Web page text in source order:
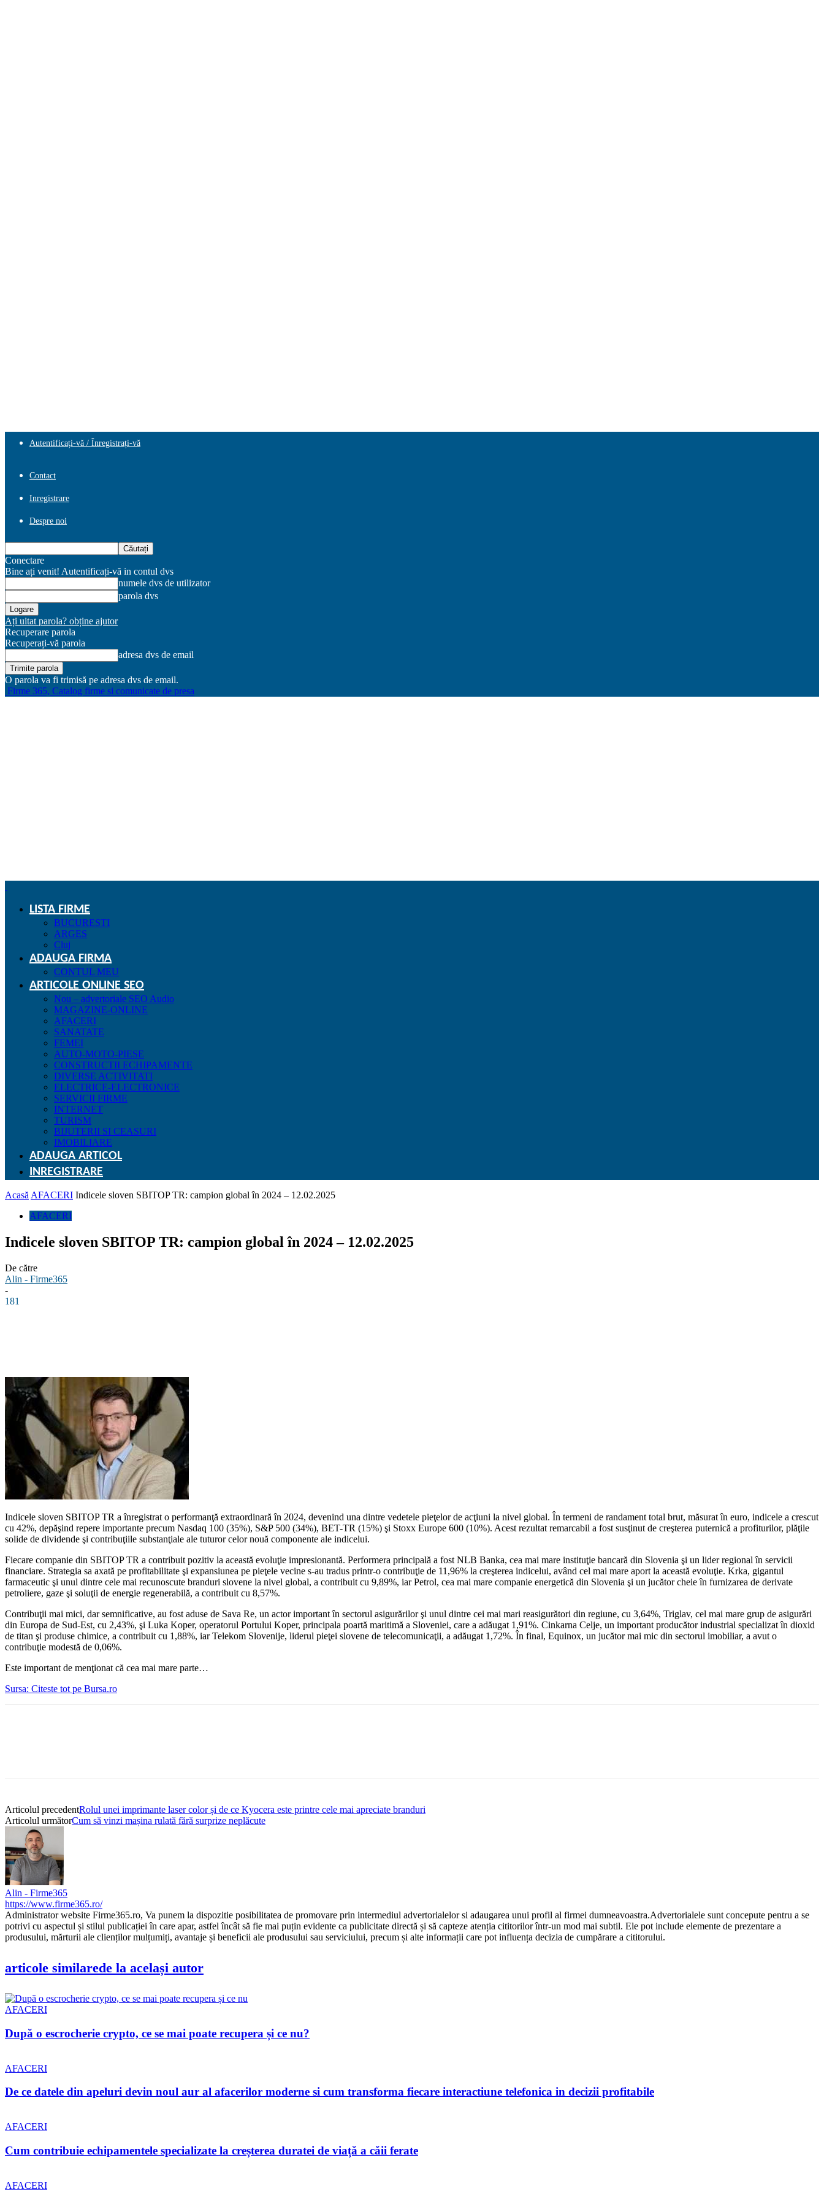
Autentificați-vă / Înregistrați-vă
Contact
Inregistrare
Despre noi
Conectare
Bine ați venit! Autentificați-vă in contul dvs
numele dvs de utilizator
parola dvs
Ați uitat parola? obține ajutor
Recuperare parola
Recuperați-vă parola
adresa dvs de email
O parola va fi trimisă pe adresa dvs de email.
Firme 365, Catalog firme si comunicate de presa
LISTA FIRME
BUCURESTI
ARGES
Cluj
ADAUGA FIRMA
CONTUL MEU
ARTICOLE ONLINE SEO
Nou – advertoriale SEO Audio
MAGAZINE-ONLINE
AFACERI
SANATATE
FEMEI
AUTO-MOTO-PIESE
CONSTRUCTII ECHIPAMENTE
DIVERSE ACTIVITATI
ELECTRICE-ELECTRONICE
SERVICII FIRME
INTERNET
TURISM
BIJUTERII SI CEASURI
IMOBILIARE
ADAUGA ARTICOL
INREGISTRARE
Acasă AFACERI Indicele sloven SBITOP TR: campion global în 2024 – 12.02.2025
AFACERI
Indicele sloven SBITOP TR: campion global în 2024 – 12.02.2025
De către
Alin - Firme365
-
181
Indicele sloven SBITOP TR a înregistrat o performanţă extraordinară în 2024, devenind una dintre vedetele pieţelor de acţiuni la nivel global. În termeni de randament total brut, măsurat în euro, indicele a crescut
cu 42%, depăşind repere importante precum Nasdaq 100 (35%), S&P 500 (34%), BET-TR (15%) şi Stoxx Europe 600 (10%). Acest rezultat remarcabil a fost susţinut de creşterea puternică a profiturilor, plăţile
solide de dividende şi contribuţiile substanţiale ale tuturor celor nouă componente ale indicelui.
Fiecare companie din SBITOP TR a contribuit pozitiv la această evoluţie impresionantă. Performera principală a fost NLB Banka, cea mai mare instituţie bancară din Slovenia şi un lider regional în servicii
financiare. Strategia sa axată pe profitabilitate şi expansiunea pe pieţele vecine s-au tradus printr-o contribuţie de 11,96% la creşterea indicelui, având cel mai mare aport la această evoluţie. Krka, gigantul
farmaceutic şi unul dintre cele mai recunoscute branduri slovene la nivel global, a contribuit cu 9,89%, iar Petrol, cea mai mare companie energetică din Slovenia şi un jucător cheie în furnizarea de derivate
petroliere, gaze şi soluţii de energie regenerabilă, a contribuit cu 8,57%.
Contribuţii mai mici, dar semnificative, au fost aduse de Sava Re, un actor important în sectorul asigurărilor şi unul dintre cei mai mari reasigurători din regiune, cu 3,64%, Triglav, cel mai mare grup de asigurări
din Europa de Sud-Est, cu 2,43%, şi Luka Koper, operatorul Portului Koper, principala poartă maritimă a Sloveniei, care a adăugat 1,91%. Cinkarna Celje, un important producător industrial specializat în dioxid
de titan şi produse chimice, a contribuit cu 1,88%, iar Telekom Slovenije, liderul pieţei slovene de telecomunicaţii, a adăugat 1,72%. În final, Equinox, un jucător mai mic din sectorul imobiliar, a avut o
contribuţie modestă de 0,06%.
Este important de menţionat că cea mai mare parte…
Sursa: Citeste tot pe Bursa.ro
Articolul precedentRolul unei imprimante laser color și de ce Kyocera este printre cele mai apreciate branduri
Articolul următorCum să vinzi mașina rulată fără surprize neplăcute
Alin - Firme365
https://www.firme365.ro/
Administrator website Firme365.ro, Va punem la dispozitie posibilitatea de promovare prin intermediul advertorialelor si adaugarea unui profil al firmei dumneavoastra.Advertorialele sunt concepute pentru a se
potrivi cu aspectul și stilul publicației în care apar, astfel încât să fie mai puțin evidente ca publicitate directă și să capteze atenția cititorilor într-un mod mai subtil. Ele pot include elemente de prezentare a
produsului, mărturii ale clienților mulțumiți, avantaje și beneficii ale produsului sau serviciului, precum și alte informații care pot influența decizia de cumpărare a cititorului.
articole similarede la același autor
AFACERI
După o escrocherie crypto, ce se mai poate recupera și ce nu?
AFACERI
De ce datele din apeluri devin noul aur al afacerilor moderne si cum transforma fiecare interactiune telefonica in decizii profitabile
AFACERI
Cum contribuie echipamentele specializate la creșterea duratei de viață a căii ferate
AFACERI